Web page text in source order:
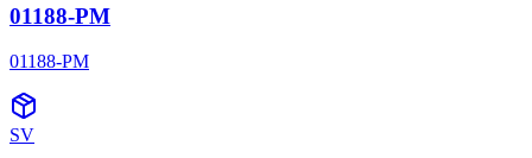
01188-PM
01188-PM
SV